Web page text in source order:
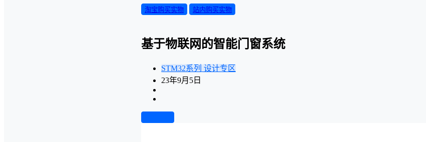
淘宝购买实物 站内购买实物
基于物联网的智能门窗系统
STM32系列 设计专区
23年9月5日